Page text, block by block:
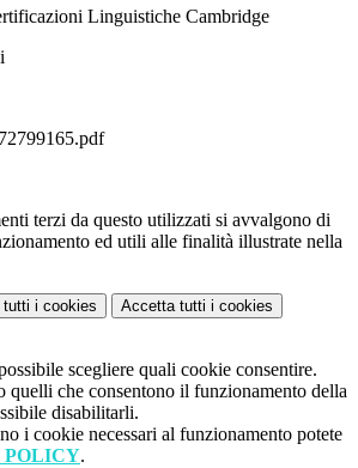
Linguistiche Cambridge
terzi da questo utilizzati si avvalgono di
ed utili alle finalità illustrate nella
tutti i cookies Accetta tutti i cookies
scegliere quali cookie consentire.
quelli che consentono il funzionamento della
disabilitarli.
i cookie necessari al funzionamento potete
POLICY.